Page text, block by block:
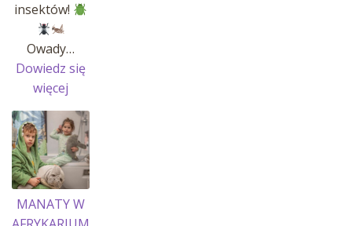
insektów!
Owady…
Dowiedz się
więcej
OWADY
I
INSEKTY
MANATY W